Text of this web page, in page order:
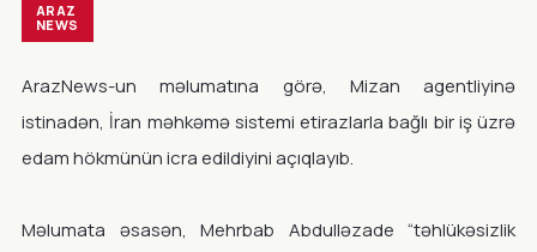
ARAZ
NEWS
ArazNews-un məlumatına görə, Mizan agentliyinə
istinadən, İran məhkəmə sistemi etirazlarla bağlı bir iş üzrə
edam hökmünün icra edildiyini açıqlayıb.
Məlumata əsasən, Mehrbab Abdulləzade “təhlükəsizlik